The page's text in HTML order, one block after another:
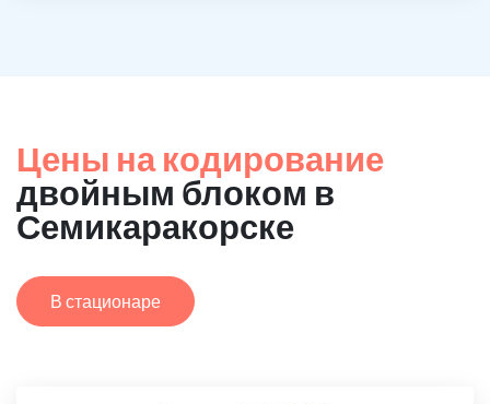
Цены на кодирование
двойным блоком в
Семикаракорске
В стационаре